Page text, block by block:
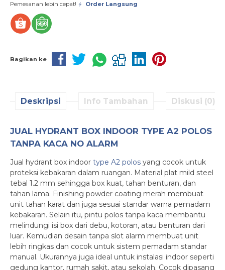
Pemesanan lebih cepat! Order Langsung
Bagikan ke
Deskripsi Info Tambahan Diskusi (0)
JUAL HYDRANT BOX INDOOR TYPE A2 POLOS
TANPA KACA NO ALARM
Jual hydrant box indoor type A2 polos yang cocok untuk
proteksi kebakaran dalam ruangan. Material plat mild steel
tebal 1.2 mm sehingga box kuat, tahan benturan, dan
tahan lama. Finishing powder coating merah membuat
unit tahan karat dan juga sesuai standar warna pemadam
kebakaran. Selain itu, pintu polos tanpa kaca membantu
melindungi isi box dari debu, kotoran, atau benturan dari
luar. Kemudian desain tanpa slot alarm membuat unit
lebih ringkas dan cocok untuk sistem pemadam standar
manual. Ukurannya juga ideal untuk instalasi indoor seperti
gedung kantor, rumah sakit, atau sekolah. Cocok dipasang